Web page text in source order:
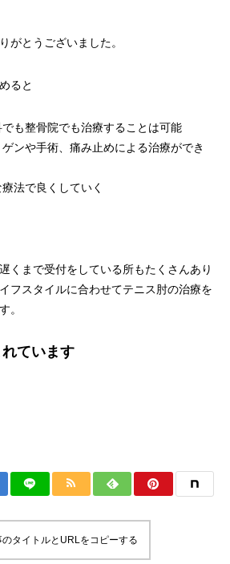
がとうございました。
ると
も整骨院でも治療することは可能
ンや手術、痛み止めによる治療ができ
法で良くしていく
くまで受付をしている所もたくさんあり
フスタイルに合わせてテニス肘の治療を
。
ています
のタイトルとURLをコピーする